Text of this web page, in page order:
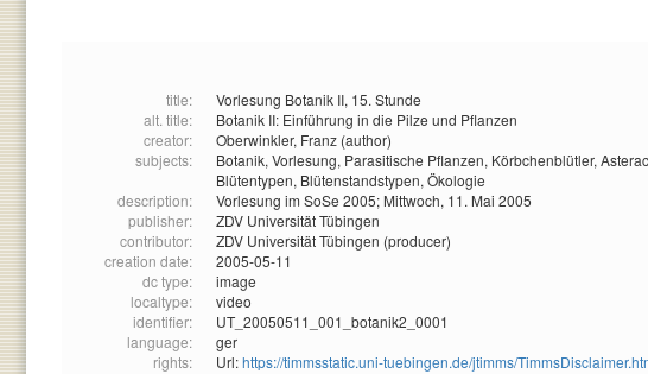
title:
Vorlesung Botanik II, 15. Stunde
alt. title:
Botanik II: Einführung in die Pilze und Pflanzen
creator:
Oberwinkler, Franz (author)
subjects:
Botanik, Vorlesung, Parasitische Pflanzen, Körbchenblütler,
Blütentypen, Blütenstandstypen, Ökologie
description:
Vorlesung im SoSe 2005; Mittwoch, 11. Mai 2005
publisher:
ZDV Universität Tübingen
contributor:
ZDV Universität Tübingen (producer)
creation date:
2005-05-11
dc type:
image
localtype:
video
identifier:
UT_20050511_001_botanik2_0001
language:
ger
rights:
Url:https://timmsstatic.uni-tuebingen.de/jtimms/